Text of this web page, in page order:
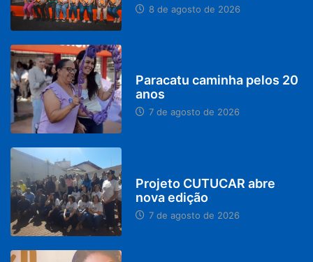
8 de agosto de 2026
Paracatu caminha pelos 20
anos
7 de agosto de 2026
Projeto CUTUCAR abre
nova edição
7 de agosto de 2026